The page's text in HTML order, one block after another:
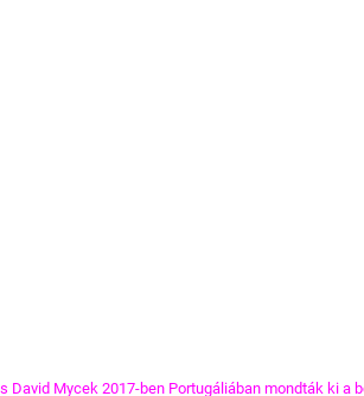
David Mycek 2017-ben Portugáliában mondták ki a